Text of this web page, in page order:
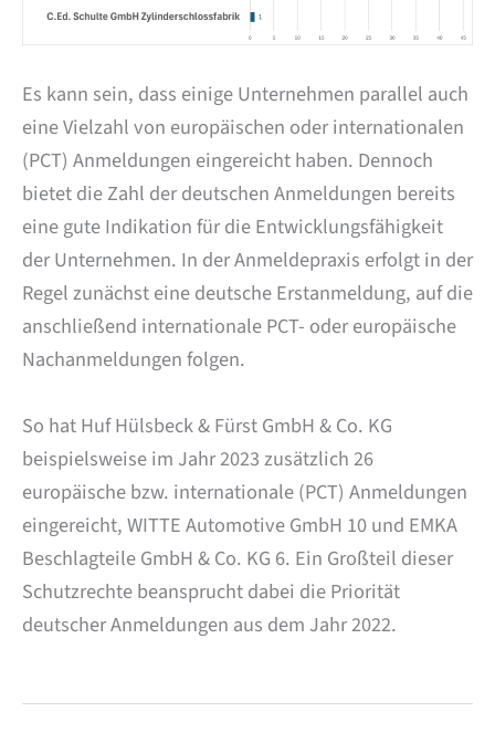
Es kann sein, dass einige Unternehmen parallel auch
eine Vielzahl von europäischen oder internationalen
(PCT) Anmeldungen eingereicht haben. Dennoch
bietet die Zahl der deutschen Anmeldungen bereits
eine gute Indikation für die Entwicklungsfähigkeit
der Unternehmen. In der Anmeldepraxis erfolgt in der
Regel zunächst eine deutsche Erstanmeldung, auf die
anschließend internationale PCT- oder europäische
Nachanmeldungen folgen.
So hat Huf Hülsbeck & Fürst GmbH & Co. KG
beispielsweise im Jahr 2023 zusätzlich 26
europäische bzw. internationale (PCT) Anmeldungen
eingereicht, WITTE Automotive GmbH 10 und EMKA
Beschlagteile GmbH & Co. KG 6. Ein Großteil dieser
Schutzrechte beansprucht dabei die Priorität
deutscher Anmeldungen aus dem Jahr 2022.